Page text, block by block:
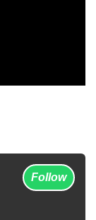
Follow